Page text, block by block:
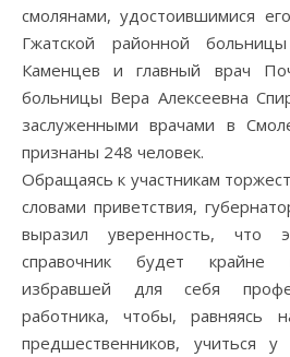
смолянами, удостоившимися
Гжатской районной
Каменцев и главный врач
больницы Вера Алексеевна
заслуженными врачами в
признаны 248 человек.
Обращаясь к участникам
словами приветствия,
выразил уверенность, что
справочник будет крайне
избравшей для себя
работника, чтобы, равняясь
предшественников, учиться